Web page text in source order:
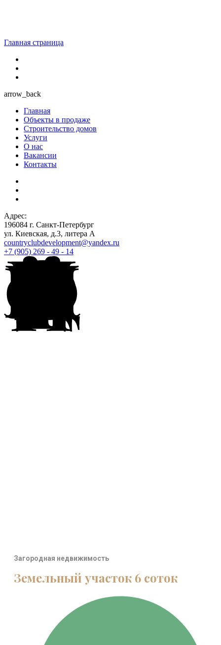
Главная страница
arrow_back
Главная
Объекты в продаже
Строительство домов
Услуги
О нас
Вакансии
Контакты
Адрес:
196084 г. Санкт-Петербург
ул. Киевская, д.3, литера А
countryclubdevelopment@yandex.ru
+7 (905) 269 - 49 - 14
Загородная недвижимость
Земельный участок 6 соток